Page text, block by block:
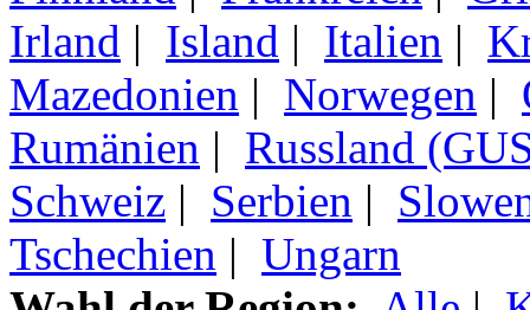
Irland | Island | Italien |
Mazedonien | Norwegen |
Rumänien | Russland
Schweiz | Serbien |
Tschechien | Ungarn